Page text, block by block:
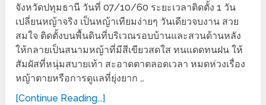
จังหวัดปทุมธานี วันที่ 07/10/60 ระยะเวลาติดตั้ง 1 วัน
เปลี่ยนหญ้าจริง เป็นหญ้าเทียมง่ายๆ วันเดียวจบงาน สวย
สมใจ ติดตั้งบนพื้นดินที่บริเวณรอบบ้านและสวนด้านหลัง
ให้กลายเป็นสนามหญ้าที่มีสีเขียวสดใส ทนแดดทนฝน ให้
สัมผัสที่หนุ่มสบายเท้า สะอาดตาตลอดเวลา หมดห่วงเรื่อง
หญ้าตายหรือการดูแลที่ยุ่งยาก …
[Continue Reading...]